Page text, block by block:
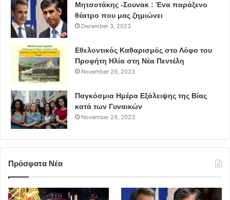
Μητσοτάκης -Σουνακ : Ένα παράξενο
θέατρο που μας ζημιώνει
December 3, 2023
Εθελοντικός Καθαρισμός στο Λόφο του
Προφήτη Ηλία στη Νέα Πεντέλη
November 29, 2023
Παγκόσμια Ημέρα Εξάλειψης της Βίας
κατά των Γυναικών
November 29, 2023
Πρόσφατα Νέα